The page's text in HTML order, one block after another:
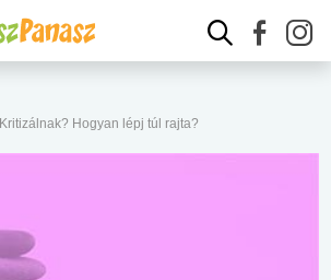
Kritizálnak? Hogyan lépj túl rajta?